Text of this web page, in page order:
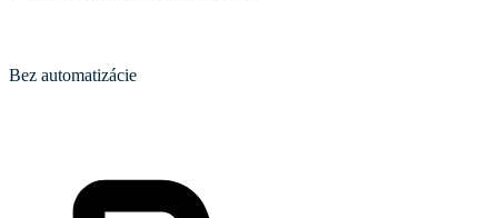
Bez automatizácie